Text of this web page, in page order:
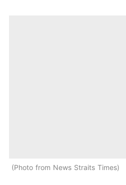
Photo from News Straits Times